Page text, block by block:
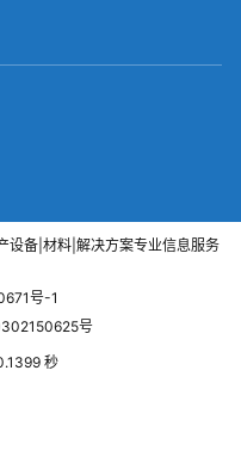
设备|材料|解决方案专业信息服务
号-1
号
秒